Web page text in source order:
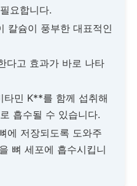
요합니다.
칼슘이 풍부한 대표적인
다고 효과가 바로 나타
민 K**를 함께 섭취해
흡수될 수 있습니다.
에 저장되도록 도와주
뼈 세포에 흡수시킵니